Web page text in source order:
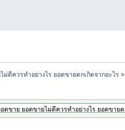
ดีควรทำอย่างไร ยอดขายตกเกิดจากอะไร»